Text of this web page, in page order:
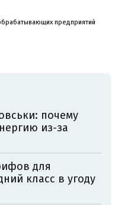
предприятий
почему
из-за
для
класс в угоду